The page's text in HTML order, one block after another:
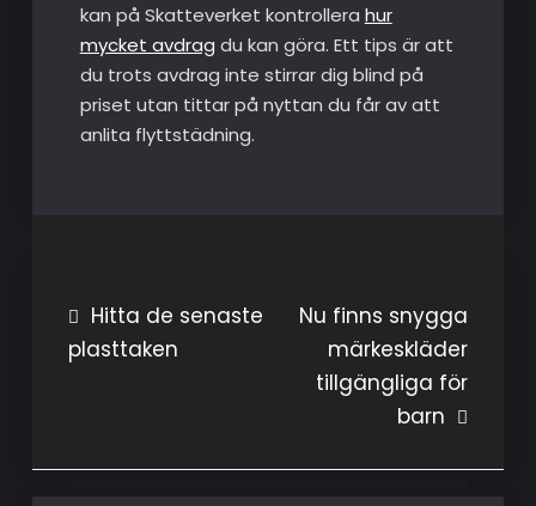
kan på Skatteverket kontrollera hur
mycket avdrag du kan göra. Ett tips är att
du trots avdrag inte stirrar dig blind på
priset utan tittar på nyttan du får av att
anlita flyttstädning.
Inläggsnavigering
Hitta de senaste
plasttaken
Nu finns snygga
märkeskläder
tillgängliga för
barn